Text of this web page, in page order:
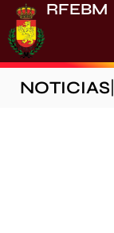
RFEBM
NOTICIAS